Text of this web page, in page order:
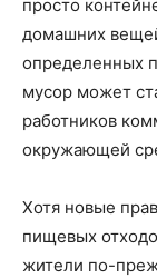
просто
домашних
определенных
мусор может
работников
окружающей
Хотя новые
пищевых
жители по-